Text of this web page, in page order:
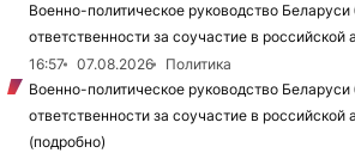
Военно-политическое руководство Беларуси
ответственности за соучастие в
16:57
07.08.2026
Политика
Военно-политическое руководство Беларуси
ответственности за соучастие в
(подробно)